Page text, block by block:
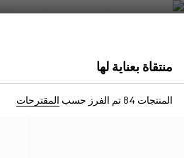
منتقاة بعناية لها
المنتجات 84 تم الفرز حسب المقترحات التخصيص بالأحرف الأولى